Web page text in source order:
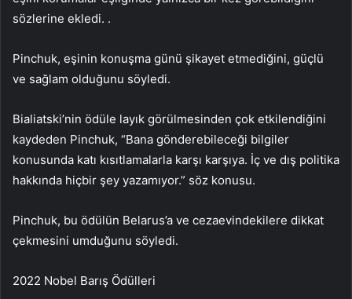
sözlerine ekledi. .
Pinchuk, eşinin konuşma günü şikayet etmediğini, güçlü
ve sağlam olduğunu söyledi.
Bialiatski’nin ödüle layık görülmesinden çok etkilendiğini
kaydeden Pinchuk, “Bana gönderebileceği bilgiler
konusunda katı kısıtlamalarla karşı karşıya. İç ve dış politika
hakkında hiçbir şey yazamıyor.” söz konusu.
Pinchuk, bu ödülün Belarus’a ve cezaevindekilere dikkat
çekmesini umduğunu söyledi.
2022 Nobel Barış Ödülleri